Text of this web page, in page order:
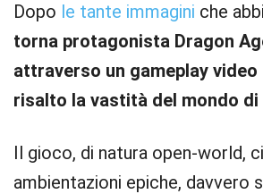
Dopo le tante immagini che
torna protagonista Dragon
attraverso un gameplay
risalto la vastità del mondo di
Il gioco, di natura open-world,
ambientazioni epiche, davvero